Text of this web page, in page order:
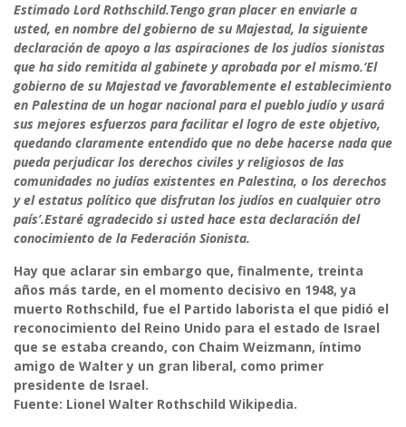
Estimado Lord Rothschild.Tengo gran placer en enviarle a
usted, en nombre del gobierno de su Majestad, la siguiente
declaración de apoyo a las aspiraciones de los judíos sionistas
que ha sido remitida al gabinete y aprobada por el mismo.‘El
gobierno de su Majestad ve favorablemente el establecimiento
en Palestina de un hogar nacional para el pueblo judío y usará
sus mejores esfuerzos para facilitar el logro de este objetivo,
quedando claramente entendido que no debe hacerse nada que
pueda perjudicar los derechos civiles y religiosos de las
comunidades no judías existentes en Palestina, o los derechos
y el estatus político que disfrutan los judíos en cualquier otro
país’.Estaré agradecido si usted hace esta declaración del
conocimiento de la Federación Sionista.
Hay que aclarar sin embargo que, finalmente, treinta
años más tarde, en el momento decisivo en 1948, ya
muerto Rothschild, fue el Partido laborista el que pidió el
reconocimiento del Reino Unido para el estado de Israel
que se estaba creando, con Chaim Weizmann, íntimo
amigo de Walter y un gran liberal, como primer
presidente de Israel.
Fuente: Lionel Walter Rothschild Wikipedia.